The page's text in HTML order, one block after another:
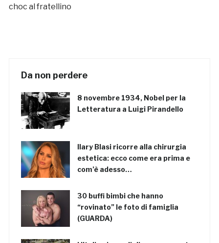
choc al fratellino
Da non perdere
8 novembre 1934, Nobel per la
Letteratura a Luigi Pirandello
Ilary Blasi ricorre alla chirurgia
estetica: ecco come era prima e
com’è adesso…
30 buffi bimbi che hanno
“rovinato” le foto di famiglia
(GUARDA)